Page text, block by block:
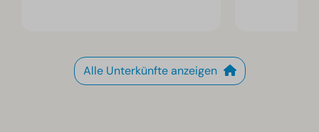
Alle Unterkünfte anzeigen